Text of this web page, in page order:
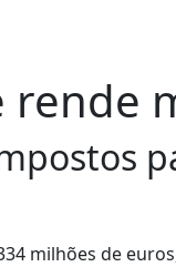
rende
milhões de